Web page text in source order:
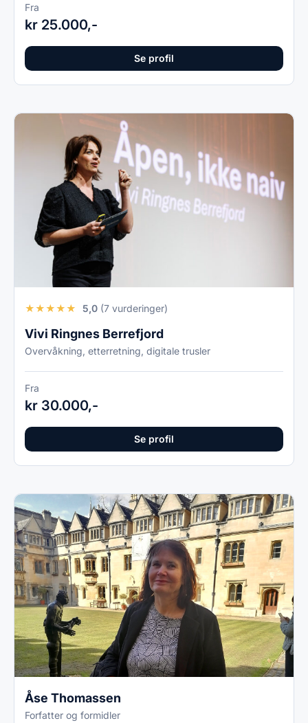
Fra
kr 25.000,-
Se profil
★★★★★ 5,0 (7 vurderinger)
Vivi Ringnes Berrefjord
Overvåkning, etterretning, digitale trusler
Fra
kr 30.000,-
Se profil
Åse Thomassen
Forfatter og formidler